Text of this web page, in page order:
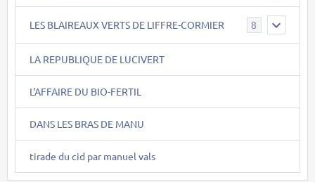
LES BLAIREAUX VERTS DE LIFFRE-CORMIER 8
LA REPUBLIQUE DE LUCIVERT
L'AFFAIRE DU BIO-FERTIL
DANS LES BRAS DE MANU
tirade du cid par manuel vals